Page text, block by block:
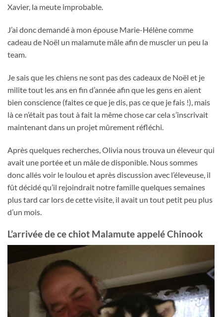
Xavier, la meute improbable.
J’ai donc demandé à mon épouse Marie-Hélène comme
cadeau de Noël un malamute mâle afin de muscler un peu la
team.
Je sais que les chiens ne sont pas des cadeaux de Noël et je
milite tout les ans en fin d’année afin que les gens en aient
bien conscience (faites ce que je dis, pas ce que je fais !), mais
là ce n’était pas tout à fait la même chose car cela s’inscrivait
maintenant dans un projet mûrement réfléchi.
Après quelques recherches, Olivia nous trouva un éleveur qui
avait une portée et un mâle de disponible. Nous sommes
donc allés voir le loulou et après discussion avec l’éleveuse, il
fût décidé qu’il rejoindrait notre famille quelques semaines
plus tard car lors de cette visite, il avait un tout petit peu plus
d’un mois.
L’arrivée de ce chiot Malamute appelé Chinook